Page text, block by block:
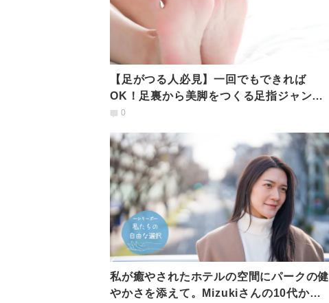
【足がつる人必見】一回でもできれば
OK！足裏から美脚をつくる足指ジャンケ
ンエクササイズ
0
私が癒やされたホテルの空間にパークの健
やかさを添えて。Mizukiさんの10代から